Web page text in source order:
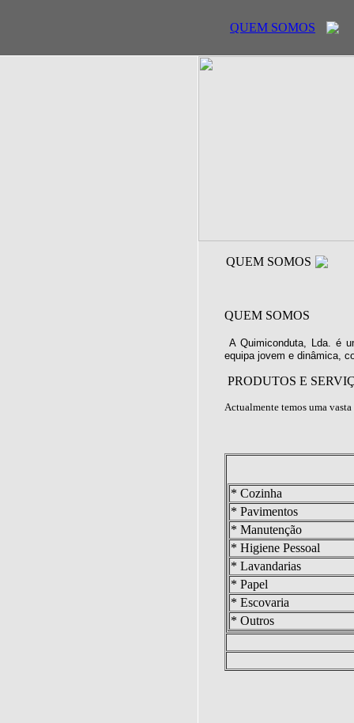
QUEM SOMOS
QUEM SOMOS
QUEM SOMOS
A Quimiconduta, Lda. é
equipa jovem e dinâmica,
PRODUTOS E
Actualmente temos uma
* Cozinha
* Pavimentos
* Manutenção
* Higiene Pessoal
* Lavandarias
* Papel
* Escovaria
* Outros